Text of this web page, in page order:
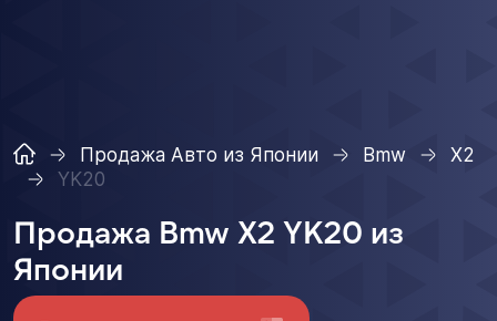
Продажа Авто из Японии Bmw
X2
YK20
Продажа Bmw X2 YK20 из
Японии